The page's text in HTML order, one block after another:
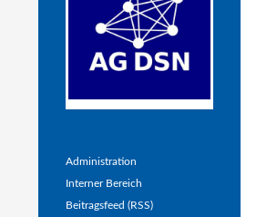
Administration
Interner Bereich
Beitragsfeed (RSS)